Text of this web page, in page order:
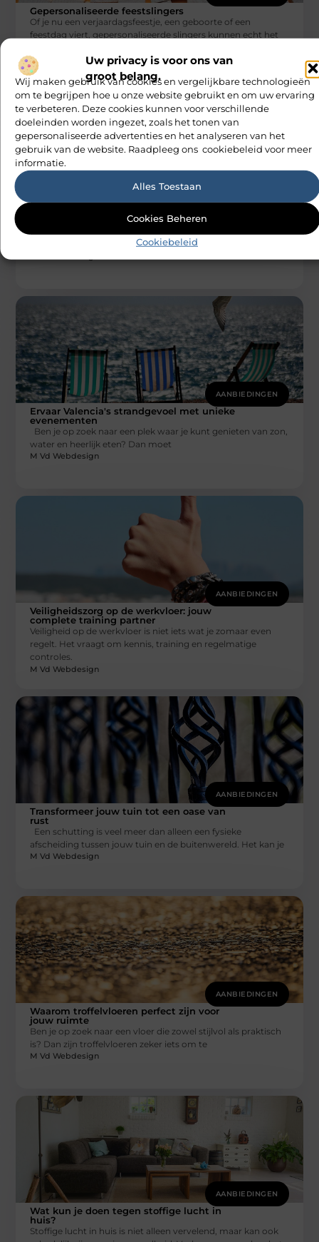
Uw privacy is voor ons van
groot belang.
Wij maken gebruik van cookies en vergelijkbare technologieën
om te begrijpen hoe u onze website gebruikt en om uw ervaring
te verbeteren. Deze cookies kunnen voor verschillende
doeleinden worden ingezet, zoals het tonen van
gepersonaliseerde advertenties en het analyseren van het
gebruik van de website. Raadpleeg ons cookiebeleid voor meer
informatie.
Alles Toestaan
Cookies Beheren
Cookiebeleid
Gepersonaliseerde feestslingers
Of je nu een verjaardagsfeestje, een geboorte of een
feestdag viert, gepersonaliseerde slingers kunnen echt het
M Vd Webdesign
voor moderne huishoudens
kunt missen in een moderne keuken. Of je nu
AANBIEDINGEN
Ervaar Valencia's strandgevoel met unieke
evenementen
Ben je op zoek naar een plek waar je kunt genieten van zon,
water en heerlijk eten? Dan moet
M Vd Webdesign
AANBIEDINGEN
Veiligheidszorg op de werkvloer: jouw
complete training partner
Veiligheid op de werkvloer is niet iets wat je zomaar even
regelt. Het vraagt om kennis, training en regelmatige
controles.
M Vd Webdesign
AANBIEDINGEN
Transformeer jouw tuin tot een oase van
rust
Een schutting is veel meer dan alleen een fysieke
afscheiding tussen jouw tuin en de buitenwereld. Het kan je
M Vd Webdesign
AANBIEDINGEN
Waarom troffelvloeren perfect zijn voor
jouw ruimte
Ben je op zoek naar een vloer die zowel stijlvol als praktisch
is? Dan zijn troffelvloeren zeker iets om te
M Vd Webdesign
AANBIEDINGEN
Wat kun je doen tegen stoffige lucht in
huis?
Stoffige lucht in huis is niet alleen vervelend, maar kan ook